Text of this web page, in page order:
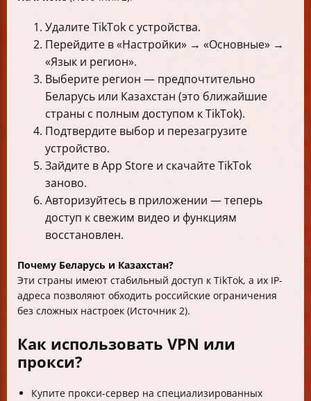
Удалите TikTok с устройства.
Перейдите в «Настройки» → «Основные» →
«Язык и регион».
Выберите регион — предпочтительно
Беларусь или Казахстан (это ближайшие
страны с полным доступом к TikTok).
Подтвердите выбор и перезагрузите
устройство.
Зайдите в App Store и скачайте TikTok
заново.
Авторизуйтесь в приложении — теперь
доступ к свежим видео и функциям
восстановлен.
Почему Беларусь и Казахстан?
Эти страны имеют стабильный доступ к TikTok, а их IP-
адреса позволяют обходить российские ограничения
без сложных настроек (Источник 2).
Как использовать VPN или
прокси?
Купите прокси-сервер на специализированных